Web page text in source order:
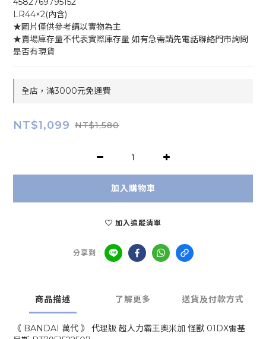
LR44×2(內含)
★圖片僅供參考請以實物為主
★賣場庫存量不代表實際庫存量 如有急需請先電話聯絡門市詢問
是否有現貨
全店，滿3000元免運費
NT$1,099 NT$1,580
加入購物車
加入追蹤清單
分享到
商品描述 了解更多 送貨及付款方式
《 BANDAI 萬代 》 代理版 超人力霸王奧米加 怪獸 01DX雷基